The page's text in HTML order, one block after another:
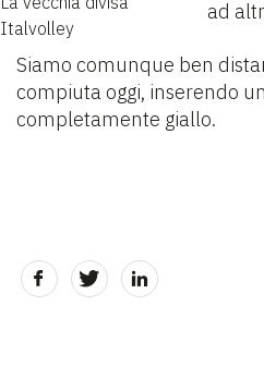
Italvolley
ad
Siamo comunque ben
compiuta oggi, inserendo
completamente giallo.